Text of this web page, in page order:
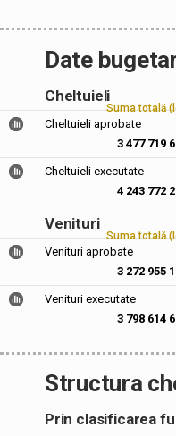
Date
Cheltuieli
Suma totală
Cheltuieli aprobate
3 477 719
Cheltuieli executate
4 243 772
Venituri
Suma totală
Venituri aprobate
3 272 955
Venituri executate
3 798 614
Structura
Prin clasificarea